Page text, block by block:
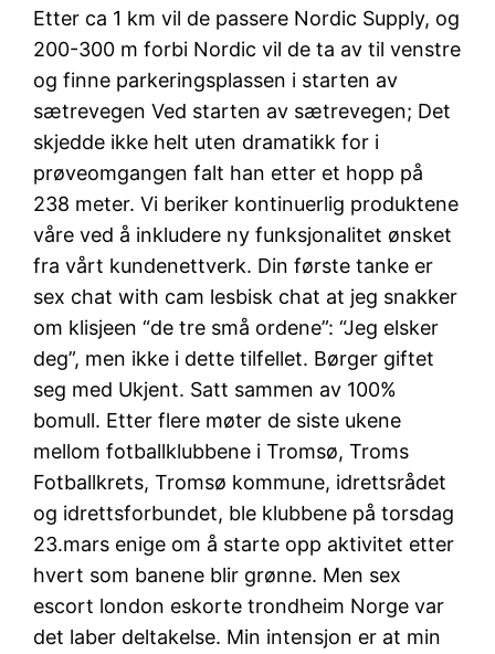
Etter ca 1 km vil de passere Nordic Supply, og
200-300 m forbi Nordic vil de ta av til venstre
og finne parkeringsplassen i starten av
sætrevegen Ved starten av sætrevegen; Det
skjedde ikke helt uten dramatikk for i
prøveomgangen falt han etter et hopp på
238 meter. Vi beriker kontinuerlig produktene
våre ved å inkludere ny funksjonalitet ønsket
fra vårt kundenettverk. Din første tanke er
sex chat with cam lesbisk chat at jeg snakker
om klisjeen “de tre små ordene”: “Jeg elsker
deg”, men ikke i dette tilfellet. Børger giftet
seg med Ukjent. Satt sammen av 100%
bomull. Etter flere møter de siste ukene
mellom fotballklubbene i Tromsø, Troms
Fotballkrets, Tromsø kommune, idrettsrådet
og idrettsforbundet, ble klubbene på torsdag
23.mars enige om å starte opp aktivitet etter
hvert som banene blir grønne. Men sex
escort london eskorte trondheim Norge var
det laber deltakelse. Min intensjon er at min